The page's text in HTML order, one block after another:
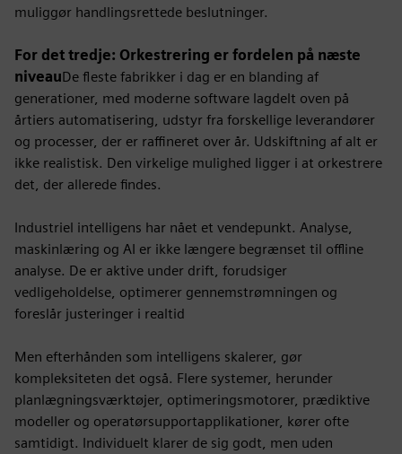
muliggør handlingsrettede beslutninger.
For det tredje: Orkestrering er fordelen på næste
niveauDe fleste fabrikker i dag er en blanding af
generationer, med moderne software lagdelt oven på
årtiers automatisering, udstyr fra forskellige leverandører
og processer, der er raffineret over år. Udskiftning af alt er
ikke realistisk. Den virkelige mulighed ligger i at orkestrere
det, der allerede findes.
Industriel intelligens har nået et vendepunkt. Analyse,
maskinlæring og AI er ikke længere begrænset til offline
analyse. De er aktive under drift, forudsiger
vedligeholdelse, optimerer gennemstrømningen og
foreslår justeringer i realtid
Men efterhånden som intelligens skalerer, gør
kompleksiteten det også. Flere systemer, herunder
planlægningsværktøjer, optimeringsmotorer, prædiktive
modeller og operatørsupportapplikationer, kører ofte
samtidigt. Individuelt klarer de sig godt, men uden